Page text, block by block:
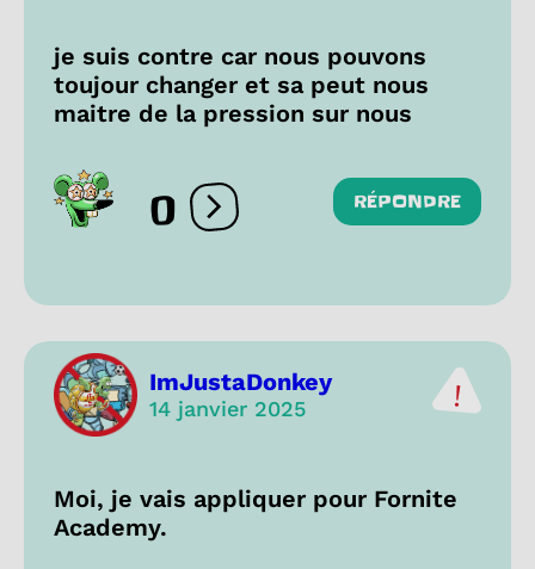
je suis contre car nous pouvons
toujour changer et sa peut nous
maitre de la pression sur nous
0 Ouvrir les réactions
RÉPONDRE
ImJustaDonkey
14 janvier 2025
Moi, je vais appliquer pour Fornite
Academy.